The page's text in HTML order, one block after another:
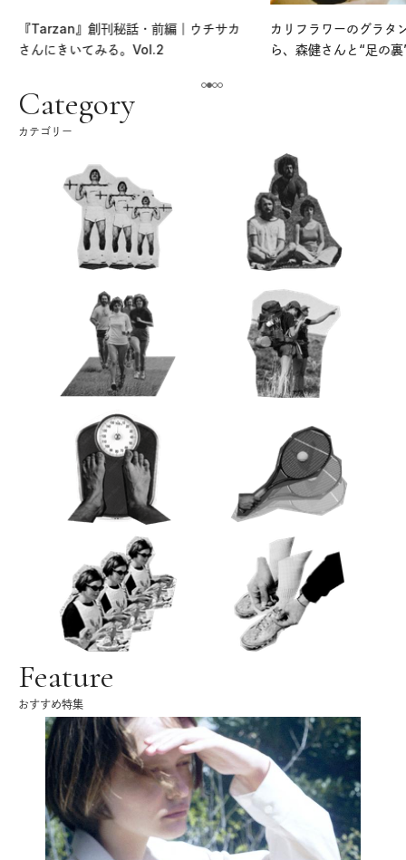
『Tarzan』創刊秘話・前編｜ウチサカ
さんにきいてみる。Vol.2
カリフラワーのグラタ
ら、森健さんと“足の
Category
カテゴリー
Feature
おすすめ特集